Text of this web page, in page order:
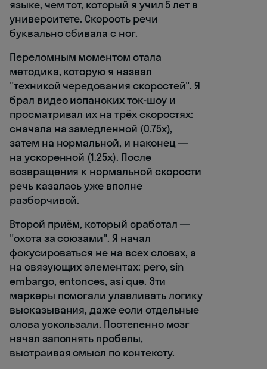
языке, чем тот, который я учил 5 лет в
университете. Скорость речи
буквально сбивала с ног.
Переломным моментом стала
методика, которую я назвал
"техникой чередования скоростей". Я
брал видео испанских ток-шоу и
просматривал их на трёх скоростях:
сначала на замедленной (0.75x),
затем на нормальной, и наконец —
на ускоренной (1.25x). После
возвращения к нормальной скорости
речь казалась уже вполне
разборчивой.
Второй приём, который сработал —
"охота за союзами". Я начал
фокусироваться не на всех словах, а
на связующих элементах: pero, sin
embargo, entonces, así que. Эти
маркеры помогали улавливать логику
высказывания, даже если отдельные
слова ускользали. Постепенно мозг
начал заполнять пробелы,
выстраивая смысл по контексту.